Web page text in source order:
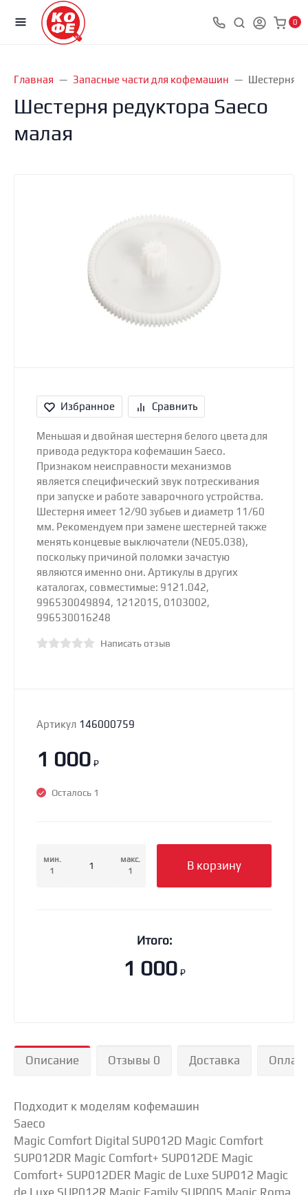
0
Главная Запасные части для кофемашин Шестерня
Шестерня редуктора Saeco
малая
Избранное Сравнить
Меньшая и двойная шестерня белого цвета для
привода редуктора кофемашин Saeco.
Признаком неисправности механизмов
является специфический звук потрескивания
при запуске и работе заварочного устройства.
Шестерня имеет 12/90 зубьев и диаметр 11/60
мм. Рекомендуем при замене шестерней также
менять концевые выключатели (NE05.038),
поскольку причиной поломки зачастую
являются именно они. Артикулы в других
каталогах, совместимые: 9121.042,
996530049894, 1212015, 0103002,
996530016248
Написать отзыв
Артикул 146000759
1 000 ₽
Осталось 1
мин.
1
макс.
1
В корзину
Итого:
1 000 ₽
Описание Отзывы 0 Доставка Оплата
Подходит к моделям кофемашин
Saeco
Magic Comfort Digital SUP012D Magic Comfort
SUP012DR Magic Comfort+ SUP012DE Magic
Comfort+ SUP012DER Magic de Luxe SUP012 Magic
de Luxe SUP012R Magic Family SUP005 Magic Roma